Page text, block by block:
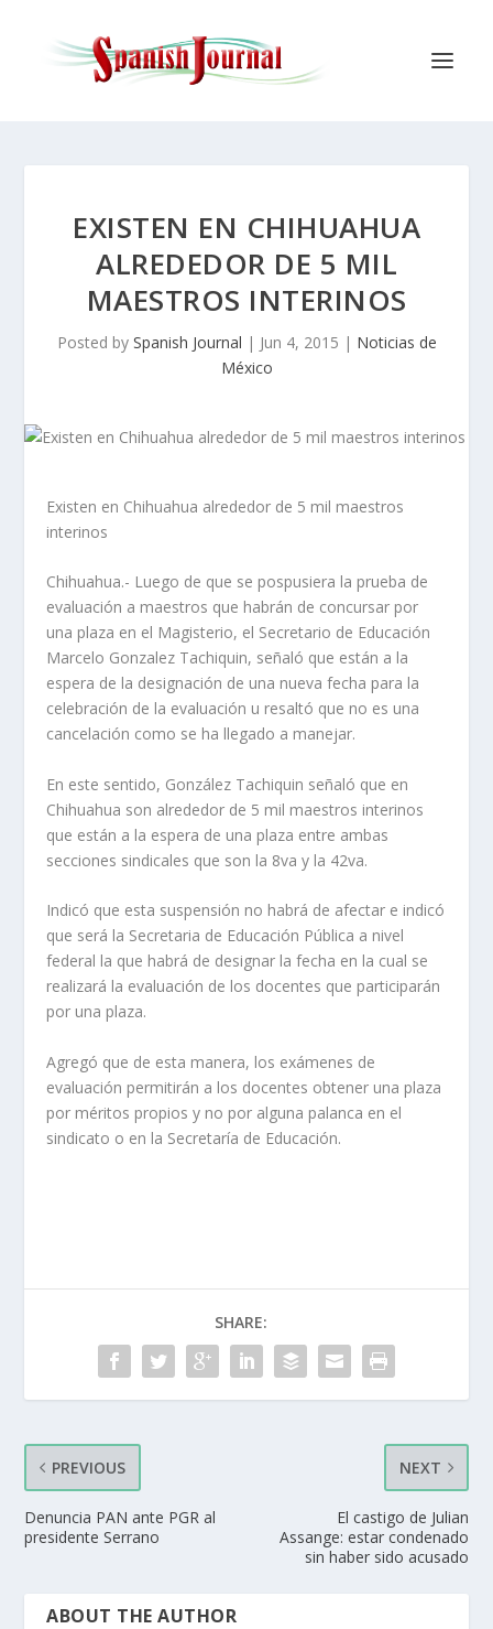
EXISTEN EN CHIHUAHUA
ALREDEDOR DE 5 MIL
MAESTROS INTERINOS
Posted by Spanish Journal | Jun 4, 2015 | Noticias de
México
Existen en Chihuahua alrededor de 5 mil maestros
interinos
Chihuahua.- Luego de que se pospusiera la prueba de
evaluación a maestros que habrán de concursar por
una plaza en el Magisterio, el Secretario de Educación
Marcelo Gonzalez Tachiquin, señaló que están a la
espera de la designación de una nueva fecha para la
celebración de la evaluación u resaltó que no es una
cancelación como se ha llegado a manejar.
En este sentido, González Tachiquin señaló que en
Chihuahua son alrededor de 5 mil maestros interinos
que están a la espera de una plaza entre ambas
secciones sindicales que son la 8va y la 42va.
Indicó que esta suspensión no habrá de afectar e indicó
que será la Secretaria de Educación Pública a nivel
federal la que habrá de designar la fecha en la cual se
realizará la evaluación de los docentes que participarán
por una plaza.
Agregó que de esta manera, los exámenes de
evaluación permitirán a los docentes obtener una plaza
por méritos propios y no por alguna palanca en el
sindicato o en la Secretaría de Educación.
SHARE:
PREVIOUS
Denuncia PAN ante PGR al
presidente Serrano
NEXT
El castigo de Julian
Assange: estar condenado
sin haber sido acusado
ABOUT THE AUTHOR